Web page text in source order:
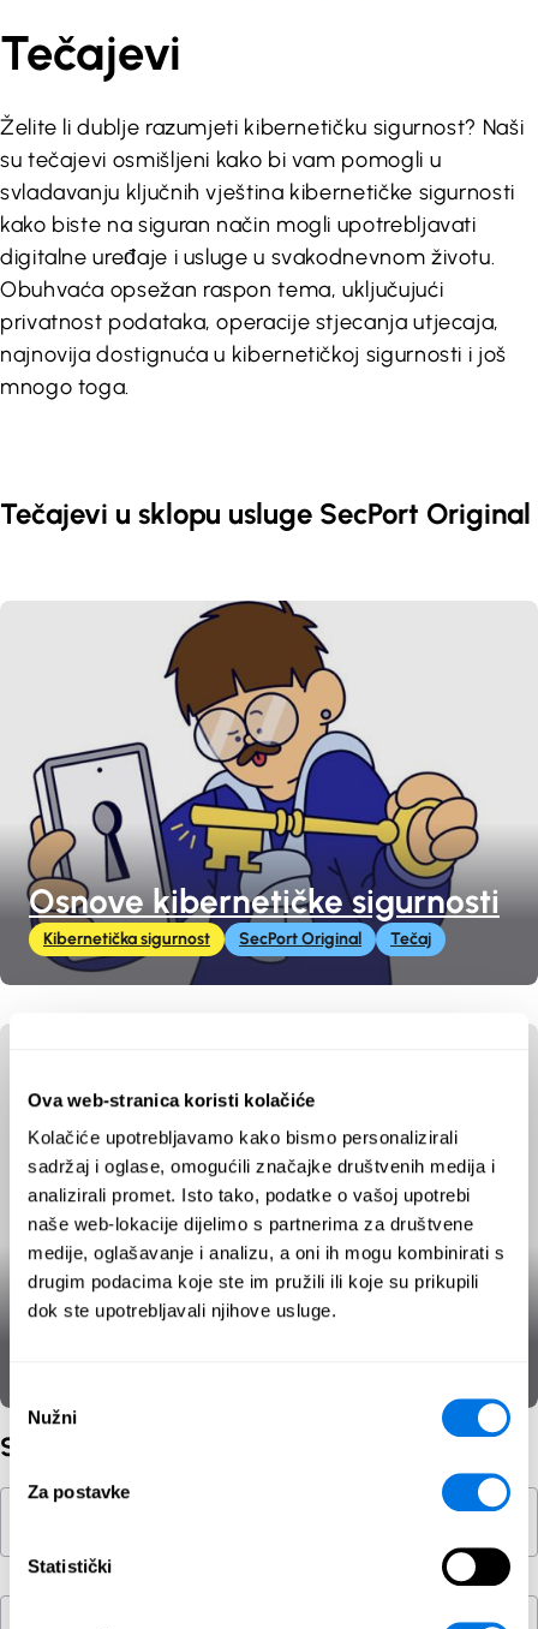
Ova web-stranica koristi kolačiće
Kolačiće upotrebljavamo kako bismo personalizirali
sadržaj i oglase, omogućili značajke društvenih medija i
analizirali promet. Isto tako, podatke o vašoj upotrebi
naše web-lokacije dijelimo s partnerima za društvene
medije, oglašavanje i analizu, a oni ih mogu kombinirati s
drugim podacima koje ste im pružili ili koje su prikupili
dok ste upotrebljavali njihove usluge.
pristanka
Nužni
Za postavke
Statistički
Tečajevi
Želite li dublje razumjeti kibernetičku sigurnost? Naši
su tečajevi osmišljeni kako bi vam pomogli u
svladavanju ključnih vještina kibernetičke sigurnosti
kako biste na siguran način mogli upotrebljavati
digitalne uređaje i usluge u svakodnevnom životu.
Obuhvaća opsežan raspon tema, uključujući
privatnost podataka, operacije stjecanja utjecaja,
najnovija dostignuća u kibernetičkoj sigurnosti i još
mnogo toga.
Tečajevi u sklopu usluge SecPort Original
Osnove kibernetičke sigurnosti
Kibernetička sigurnost SecPort Original Tečaj
Operacije stjecanja utjecaja
Svi tečajevi
Pretraživanje